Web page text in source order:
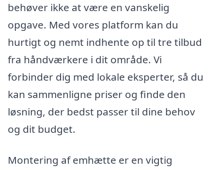
behøver ikke at være en vanskelig
opgave. Med vores platform kan du
hurtigt og nemt indhente op til tre tilbud
fra håndværkere i dit område. Vi
forbinder dig med lokale eksperter, så du
kan sammenligne priser og finde den
løsning, der bedst passer til dine behov
og dit budget.
Montering af emhætte er en vigtig